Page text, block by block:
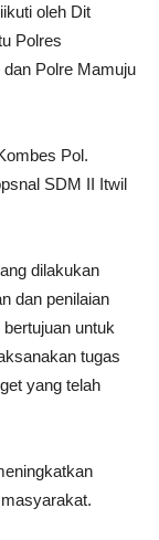
oleh Dit
Polres
Polre Mamuju
Pol.
SDM II Itwil
dilakukan
dan penilaian
untuk
tugas
yang telah